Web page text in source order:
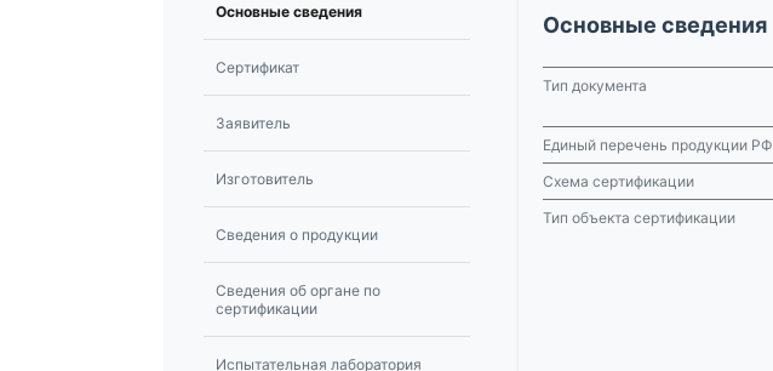
Основные сведения
Сертификат
Заявитель
Изготовитель
Сведения о продукции
Сведения об органе по
сертификации
Испытательная лаборатория
Основные сведения
Тип документа
Единый перечень продукции РФ
Схема сертификации
Тип объекта сертификации